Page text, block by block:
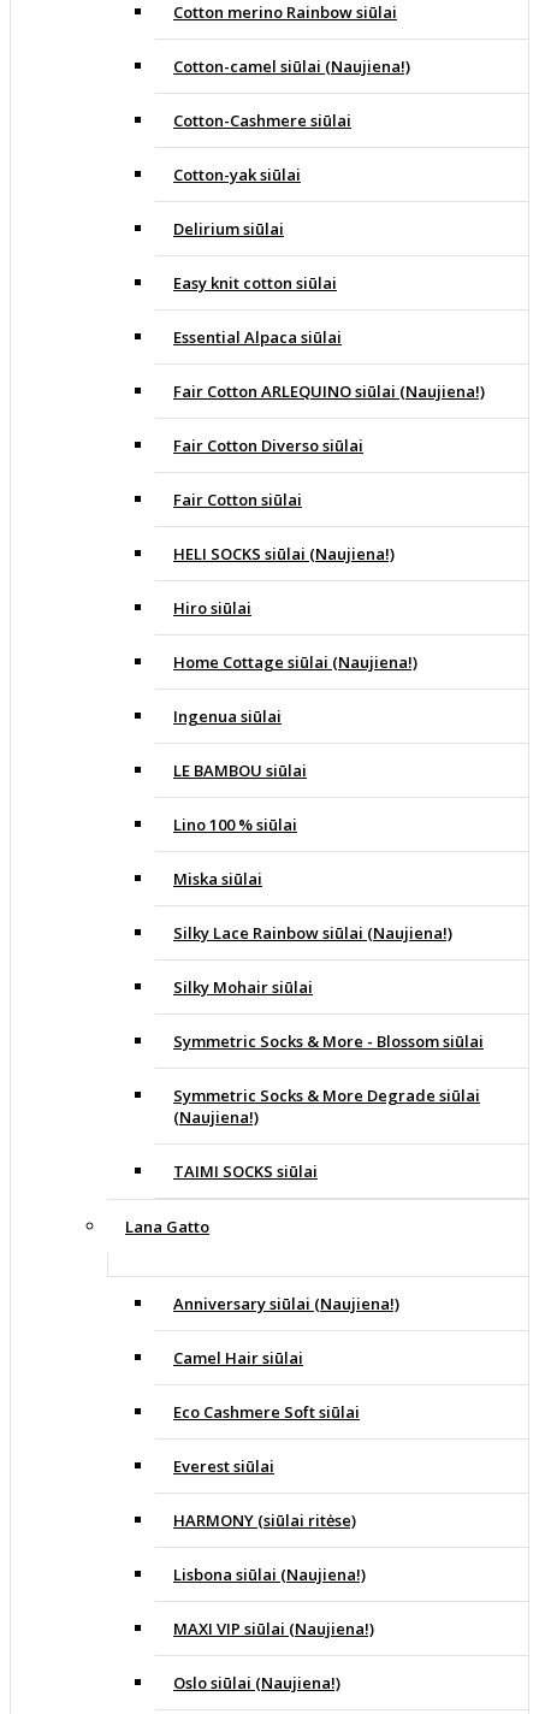
Cotton merino Rainbow siūlai
Cotton-camel siūlai (Naujiena!)
Cotton-Cashmere siūlai
Cotton-yak siūlai
Delirium siūlai
Easy knit cotton siūlai
Essential Alpaca siūlai
Fair Cotton ARLEQUINO siūlai (Naujiena!)
Fair Cotton Diverso siūlai
Fair Cotton siūlai
HELI SOCKS siūlai (Naujiena!)
Hiro siūlai
Home Cottage siūlai (Naujiena!)
Ingenua siūlai
LE BAMBOU siūlai
Lino 100 % siūlai
Miska siūlai
Silky Lace Rainbow siūlai (Naujiena!)
Silky Mohair siūlai
Symmetric Socks & More - Blossom siūlai
Symmetric Socks & More Degrade siūlai
(Naujiena!)
TAIMI SOCKS siūlai
Lana Gatto
Anniversary siūlai (Naujiena!)
Camel Hair siūlai
Eco Cashmere Soft siūlai
Everest siūlai
HARMONY (siūlai ritėse)
Lisbona siūlai (Naujiena!)
MAXI VIP siūlai (Naujiena!)
Oslo siūlai (Naujiena!)